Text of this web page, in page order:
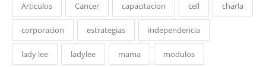
Articulos Cancer capacitacion cell charla
corporacion estrategias independencia
lady lee ladylee mama modulos